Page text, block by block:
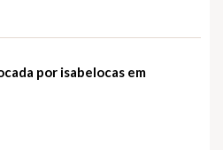
por isabelocas em